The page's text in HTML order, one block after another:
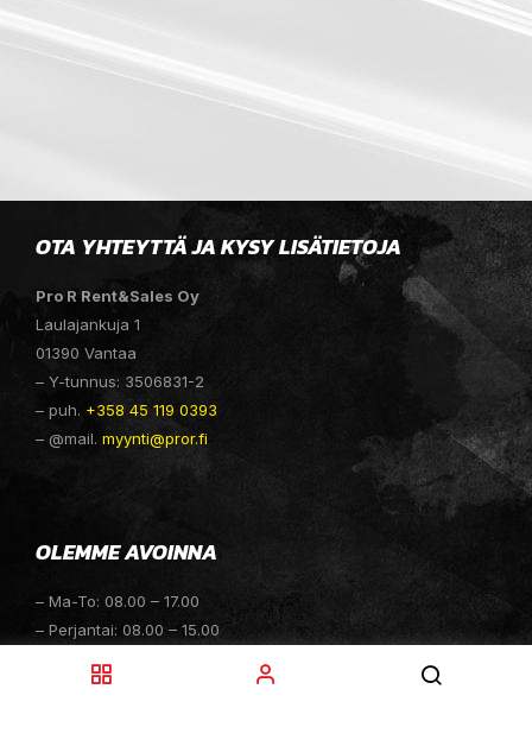
OTA YHTEYTTÄ JA KYSY LISÄTIETOJA
Pro R Rent&Sales Oy
Laulajankuja 1
01390 Vantaa
– Y-tunnus: 3506831-2
– puh. +358 45 119 0393
– @mail. myynti@pror.fi
OLEMME AVOINNA
– Ma-To: 08.00 – 17.00
– Perjantai: 08.00 – 15.00
– Sunnuntai: Suljettu